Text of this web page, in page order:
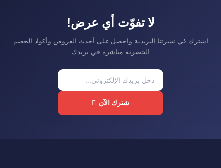
لا تفوّت أي عرض!
اشترك في نشرتنا البريدية واحصل على أحدث العروض وأكواد الخصم
الحصرية مباشرة في بريدك
شترك الآن